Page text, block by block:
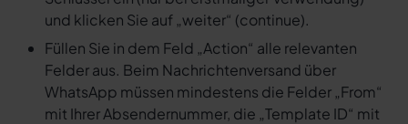
und klicken Sie auf „weiter“ (continue).
Füllen Sie in dem Feld „Action“ alle relevanten
Felder aus. Beim Nachrichtenversand über
WhatsApp müssen mindestens die Felder „From“
mit Ihrer Absendernummer, die „Template ID“ mit